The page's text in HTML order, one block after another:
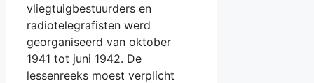
vliegtuigbestuurders en
radiotelegrafisten werd
georganiseerd van oktober
1941 tot juni 1942. De
lessenreeks moest verplicht